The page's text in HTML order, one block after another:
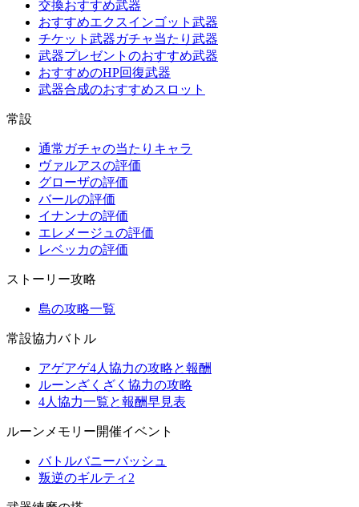
交換おすすめ武器
おすすめエクスインゴット武器
チケット武器ガチャ当たり武器
武器プレゼントのおすすめ武器
おすすめのHP回復武器
武器合成のおすすめスロット
常設
通常ガチャの当たりキャラ
ヴァルアスの評価
グローザの評価
バールの評価
イナンナの評価
エレメージュの評価
レベッカの評価
ストーリー攻略
島の攻略一覧
常設協力バトル
アゲアゲ4人協力の攻略と報酬
ルーンざくざく協力の攻略
4人協力一覧と報酬早見表
ルーンメモリー開催イベント
バトルバニーバッシュ
叛逆のギルティ2